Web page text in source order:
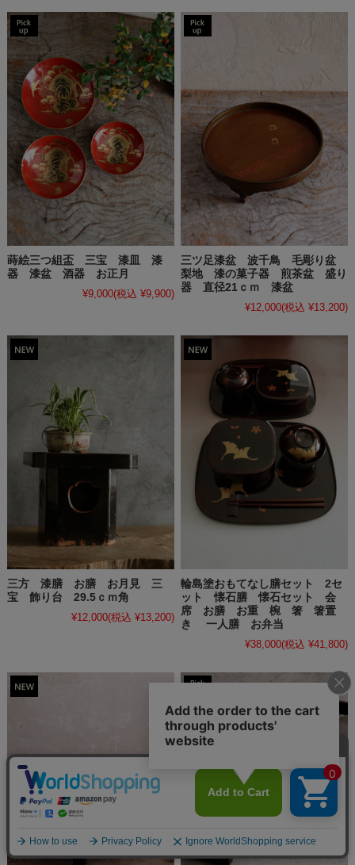
蒔絵三つ組盃 三宝 漆皿 漆
器 漆盆 酒器 お正月
¥9,000(税込 ¥9,900)
三ツ足漆盆 波千鳥 毛彫り盆
梨地 漆の菓子器 煎茶盆 盛り
器 直径21ｃｍ 漆盆
¥12,000(税込 ¥13,200)
三方 漆膳 お膳 お月見 三
宝 飾り台 29.5ｃｍ角
¥12,000(税込 ¥13,200)
輪島塗おもてなし膳セット 2セ
ット 懐石膳 懐石セット 会
席 お膳 お重 椀 箸 箸置
き 一人膳 お弁当
¥38,000(税込 ¥41,800)